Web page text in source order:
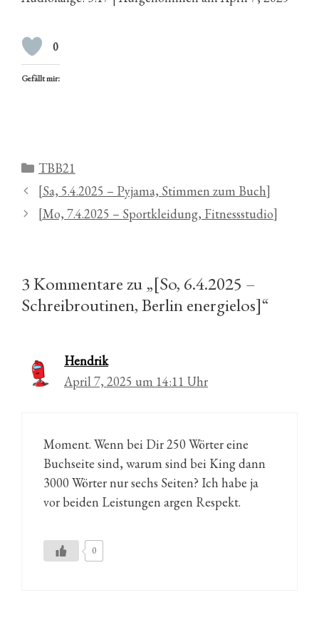
0
Gefällt mir:
Kategorien
TBB21
[Sa, 5.4.2025 – Pyjama, Stimmen zum Buch]
[Mo, 7.4.2025 – Sportkleidung, Fitnessstudio]
3 Kommentare zu „[So, 6.4.2025 –
Schreibroutinen, Berlin energielos]“
Hendrik
April 7, 2025 um 14:11 Uhr
Moment. Wenn bei Dir 250 Wörter eine
Buchseite sind, warum sind bei King dann
3000 Wörter nur sechs Seiten? Ich habe ja
vor beiden Leistungen argen Respekt.
0